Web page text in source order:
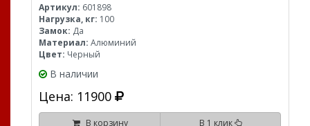
Артикул: 601898
Нагрузка, кг: 100
Замок: Да
Материал: Алюминий
Цвет: Черный
В наличии
Цена: 11900
В корзину В 1 клик